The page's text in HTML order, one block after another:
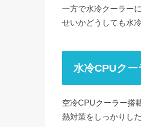
一方で水冷クーラー
せいかどうしても水
水冷CPUク
空冷CPUクーラー搭
熱対策をしっかりし